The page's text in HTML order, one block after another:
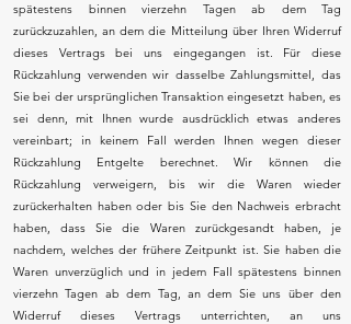
spätestens binnen vierzehn Tagen ab dem Tag
zurückzuzahlen, an dem die Mitteilung über Ihren Widerruf
dieses Vertrags bei uns eingegangen ist. Für diese
Rückzahlung verwenden wir dasselbe Zahlungsmittel, das
Sie bei der ursprünglichen Transaktion eingesetzt haben, es
sei denn, mit Ihnen wurde ausdrücklich etwas anderes
vereinbart; in keinem Fall werden Ihnen wegen dieser
Rückzahlung Entgelte berechnet. Wir können die
Rückzahlung verweigern, bis wir die Waren wieder
zurückerhalten haben oder bis Sie den Nachweis erbracht
haben, dass Sie die Waren zurückgesandt haben, je
nachdem, welches der frühere Zeitpunkt ist. Sie haben die
Waren unverzüglich und in jedem Fall spätestens binnen
vierzehn Tagen ab dem Tag, an dem Sie uns über den
Widerruf dieses Vertrags unterrichten, an uns